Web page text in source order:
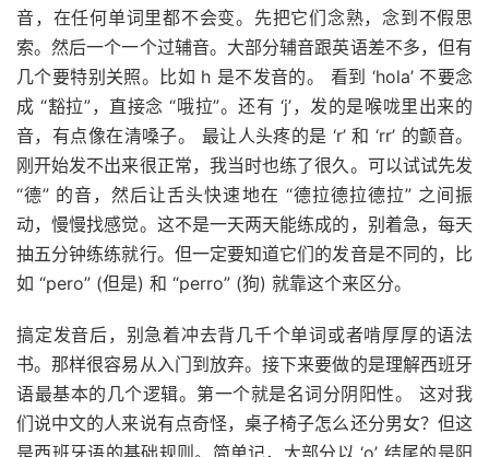
音，在任何单词里都不会变。先把它们念熟，念到不假思
索。然后一个一个过辅音。大部分辅音跟英语差不多，但有
几个要特别关照。比如 h 是不发音的。 看到 ‘hola’ 不要念
成 “豁拉”，直接念 “哦拉”。还有 ‘j’，发的是喉咙里出来的
音，有点像在清嗓子。 最让人头疼的是 ‘r’ 和 ‘rr’ 的颤音。
刚开始发不出来很正常，我当时也练了很久。可以试试先发
“德” 的音，然后让舌头快速地在 “德拉德拉德拉” 之间振
动，慢慢找感觉。这不是一天两天能练成的，别着急，每天
抽五分钟练练就行。但一定要知道它们的发音是不同的，比
如 “pero” (但是) 和 “perro” (狗) 就靠这个来区分。
搞定发音后，别急着冲去背几千个单词或者啃厚厚的语法
书。那样很容易从入门到放弃。接下来要做的是理解西班牙
语最基本的几个逻辑。第一个就是名词分阴阳性。 这对我
们说中文的人来说有点奇怪，桌子椅子怎么还分男女？但这
是西班牙语的基础规则。简单记，大部分以 ‘o’ 结尾的是阳